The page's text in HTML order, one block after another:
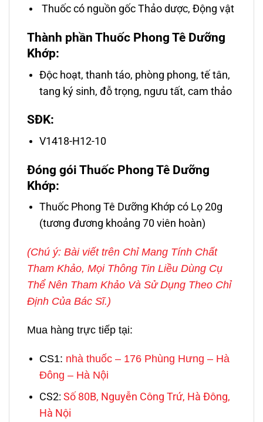
Thuốc có nguồn gốc Thảo dược, Động vật
Thành phần Thuốc Phong Tê Dưỡng
Khớp:
Độc hoạt, thanh táo, phòng phong, tế tân,
tang ký sinh, đỗ trọng, ngưu tất, cam thảo
SĐK:
V1418-H12-10
Đóng gói Thuốc Phong Tê Dưỡng
Khớp:
Thuốc Phong Tê Dưỡng Khớp có Lọ 20g
(tương đương khoảng 70 viên hoàn)
(Chú ý: Bài viết trên Chỉ Mang Tính Chất
Tham Khảo, Mọi Thông Tin Liều Dùng Cụ
Thể Nên Tham Khảo Và Sử Dụng Theo Chỉ
Định Của Bác Sĩ.)
Mua hàng trực tiếp tại:
CS1: nhà thuốc – 176 Phùng Hưng – Hà
Đông – Hà Nội
CS2: Số 80B, Nguyễn Công Trứ, Hà Đông,
Hà Nội